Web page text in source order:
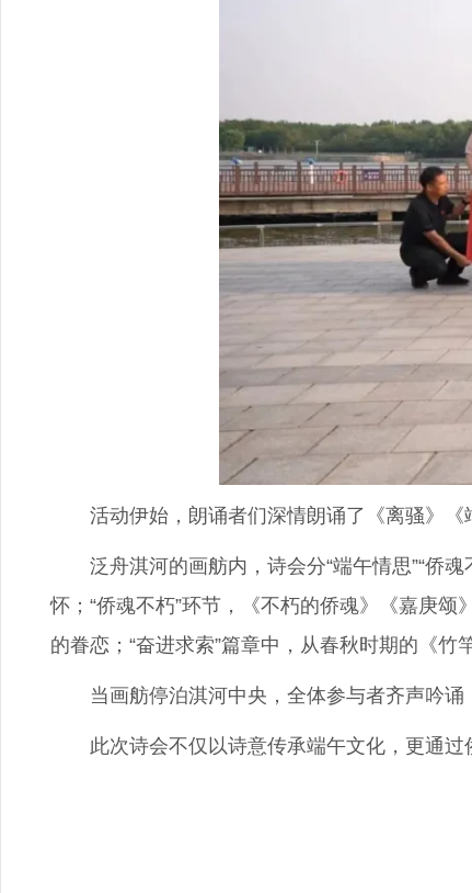
活动伊始，朗诵者们深情朗诵了《离骚》《
泛舟淇河的画舫内，诗会分“端午情思”“侨魂
怀；“侨魂不朽”环节，《不朽的侨魂》《嘉庚
的眷恋；“奋进求索”篇章中，从春秋时期的《
当画舫停泊淇河中央，全体参与者齐声吟诵《
此次诗会不仅以诗意传承端午文化，更通过